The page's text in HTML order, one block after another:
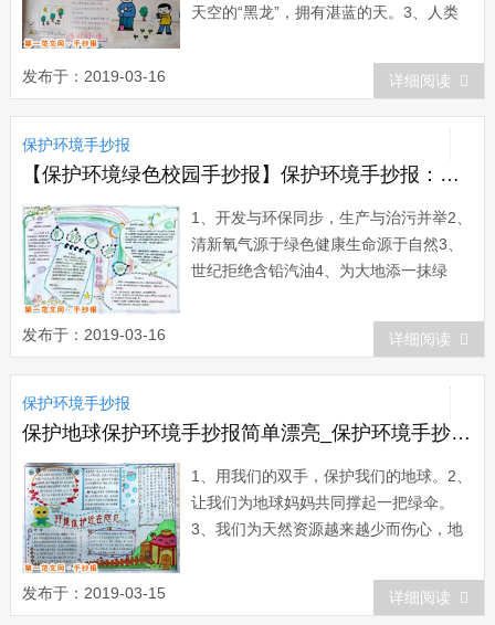
天空的“黑龙”，拥有湛蓝的天。3、人类
倡导绿色文明5、从小树立环保意识，做
绿色人生使者。6、科技发展无限好，只
是地球太难堪。7、节约用水，请从身边
发布于：2019-03-16 详细阅读
保护环境手抄报
【保护环境绿色校园手抄报】保护环境手抄报：自然的绿色，永远的选择
1、开发与环保同步，生产与治污并举2、
清新氧气源于绿色健康生命源于自然3、
世纪拒绝含铅汽油4、为大地添一抹绿
母亲，我们要爱护她。6、开发与环保同
步生产与治污并举7、少一个脚印，多一
个生命。8、小草青青，花香飘飘;青草鲜
花，应当爱惜。9、自然的绿色，永远的
选择1...
发布于：2019-03-16 详细阅读
保护环境手抄报
保护地球保护环境手抄报简单漂亮_保护环境手抄报：让地球充满绿色
1、用我们的双手，保护我们的地球。2、
让我们为地球妈妈共同撑起一把绿伞。
3、我们为天然资源越来越少而伤心，地
资源是为了人类更好地生存，保护地球环
境是人类为了生存得更久。5、保护我们
发布于：2019-03-15 详细阅读